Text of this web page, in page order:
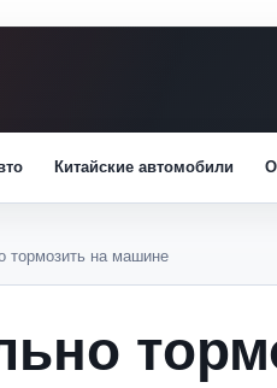
Китайские автомобили
тормозить на машине